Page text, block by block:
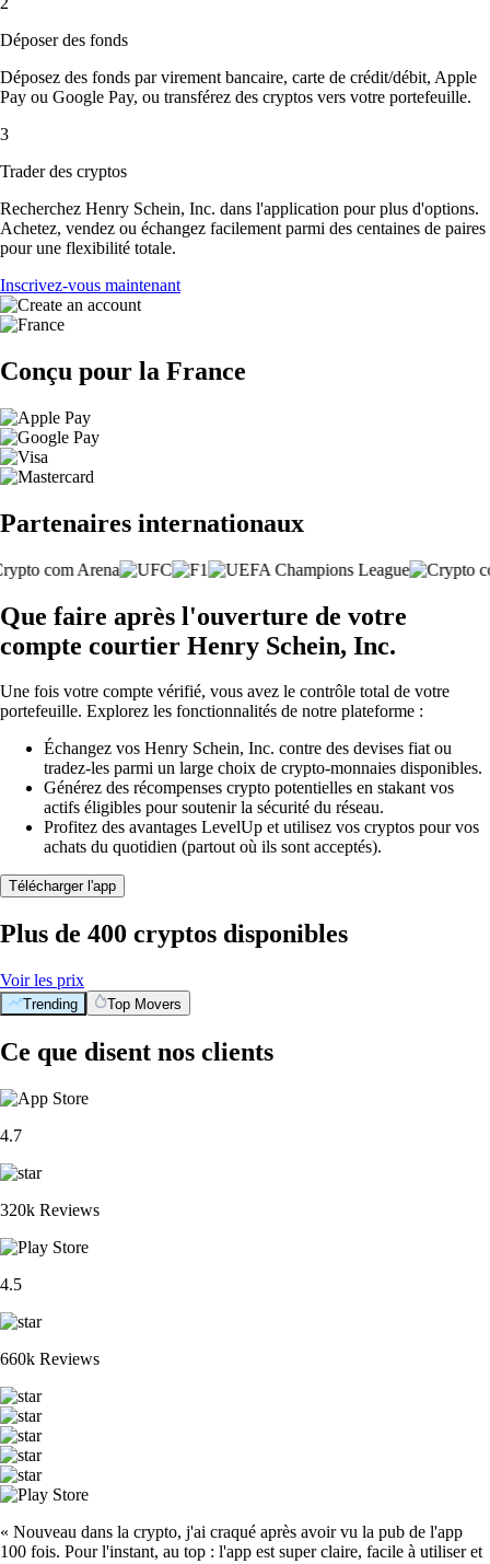
Déposer des fonds
Déposez des fonds par virement bancaire, carte de crédit/débit, Apple
Pay ou Google Pay, ou transférez des cryptos vers votre portefeuille.
3
Trader des cryptos
Recherchez Henry Schein, Inc. dans l'application pour plus d'options.
Achetez, vendez ou échangez facilement parmi des centaines de paires
pour une flexibilité totale.
Inscrivez-vous maintenant
Conçu pour la France
Partenaires internationaux
Que faire après l'ouverture de votre
compte courtier Henry Schein, Inc.
Une fois votre compte vérifié, vous avez le contrôle total de votre
portefeuille. Explorez les fonctionnalités de notre plateforme :
Échangez vos Henry Schein, Inc. contre des devises fiat ou
tradez-les parmi un large choix de crypto-monnaies disponibles.
Générez des récompenses crypto potentielles en stakant vos
actifs éligibles pour soutenir la sécurité du réseau.
Profitez des avantages LevelUp et utilisez vos cryptos pour vos
achats du quotidien (partout où ils sont acceptés).
Télécharger l'app
Plus de 400 cryptos disponibles
Voir les prix
Trending Top Movers
Ce que disent nos clients
4.7
320k Reviews
4.5
660k Reviews
« Nouveau dans la crypto, j'ai craqué après avoir vu la pub de l'app
100 fois. Pour l'instant, au top : l'app est super claire, facile à utiliser et